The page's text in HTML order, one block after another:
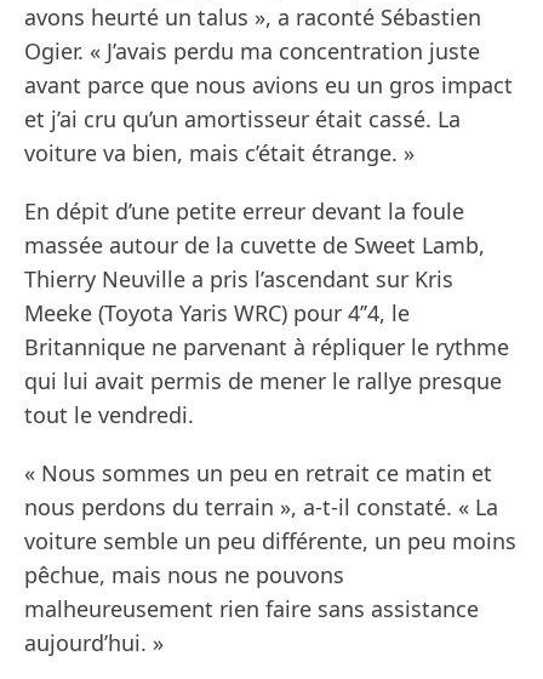
avons heurté un talus », a raconté Sébastien
Ogier. « J’avais perdu ma concentration juste
avant parce que nous avions eu un gros impact
et j’ai cru qu’un amortisseur était cassé. La
voiture va bien, mais c’était étrange. »
En dépit d’une petite erreur devant la foule
massée autour de la cuvette de Sweet Lamb,
Thierry Neuville a pris l’ascendant sur Kris
Meeke (Toyota Yaris WRC) pour 4’’4, le
Britannique ne parvenant à répliquer le rythme
qui lui avait permis de mener le rallye presque
tout le vendredi.
« Nous sommes un peu en retrait ce matin et
nous perdons du terrain », a-t-il constaté. « La
voiture semble un peu différente, un peu moins
pêchue, mais nous ne pouvons
malheureusement rien faire sans assistance
aujourd’hui. »